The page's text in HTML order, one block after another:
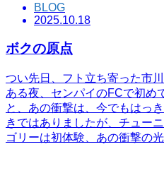
BLOG
2025.10.18
ボクの原点
つい先日、フト立ち寄った市
ある夜、センパイのFCで初め
と、あの衝撃は、今でもはっ
きではありましたが、チュー
ゴリーは初体験、あの衝撃の光